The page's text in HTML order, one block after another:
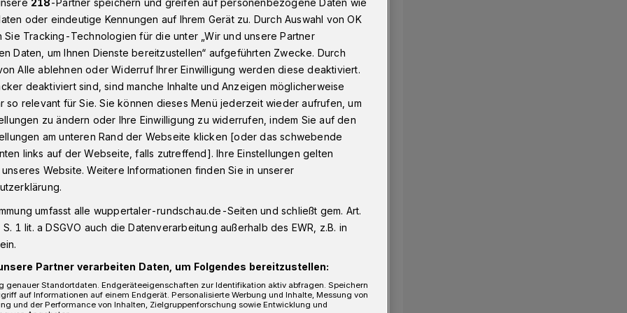
Wuppertaler infiziert: Aktuelle Zahlen Freitag, 15. Mai
Mai 2020
150 Wuppertaler
meldet für Freitag (15. Mai 2020)
infizierte Menschen. 77 Personen
verstorben.
oder eindeutige Kennungen auf Ihrem Gerät zu. Durch Auswahl von OK
Sie Tracking-Technologien für die unter „Wir und unsere Partner
Daten, um Ihnen Dienste bereitzustellen“ aufgeführten Zwecke. Durch
Alle ablehnen oder Widerruf Ihrer Einwilligung werden diese deaktiviert.
deaktiviert sind, sind manche Inhalte und Anzeigen möglicherweise
so relevant für Sie. Sie können dieses Menü jederzeit wieder aufrufen, um
zu ändern oder Ihre Einwilligung zu widerrufen, indem Sie auf den
am unteren Rand der Webseite klicken [oder das schwebende
links auf der Webseite, falls zutreffend]. Ihre Einstellungen gelten
Website. Weitere Informationen finden Sie in unserer
umfasst alle wuppertaler-rundschau.de-Seiten und schließt gem. Art.
1 lit. a DSGVO auch die Datenverarbeitung außerhalb des EWR, z.B. in
Partner verarbeiten Daten, um Folgendes bereitzustellen:
genauer Standortdaten. Endgeräteeigenschaften zur Identifikation aktiv abfragen. Speichern
auf Informationen auf einem Endgerät. Personalisierte Werbung und Inhalte, Messung von
und der Performance von Inhalten, Zielgruppenforschung sowie Entwicklung und